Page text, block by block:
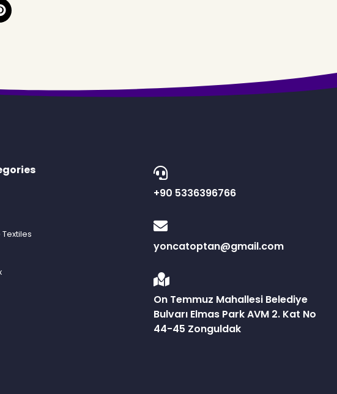
+90 5336396766
yoncatoptan@gmail.com
On Temmuz Mahallesi Belediye
Bulvarı Elmas Park AVM 2. Kat No
44-45 Zonguldak